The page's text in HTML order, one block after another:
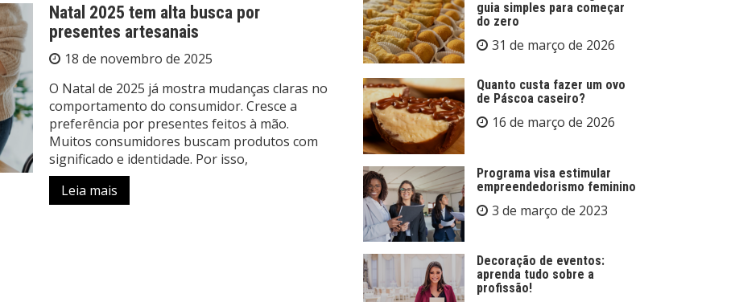
Natal 2025 tem alta busca por
presentes artesanais
18 de novembro de 2025
O Natal de 2025 já mostra mudanças claras no
comportamento do consumidor. Cresce a
preferência por presentes feitos à mão.
Muitos consumidores buscam produtos com
significado e identidade. Por isso,
Leia mais
guia simples para começar
do zero
31 de março de 2026
Quanto custa fazer um ovo
de Páscoa caseiro?
16 de março de 2026
Programa visa estimular
empreendedorismo feminino
3 de março de 2023
Decoração de eventos:
aprenda tudo sobre a
profissão!